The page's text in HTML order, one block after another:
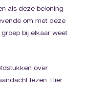
als deze beloning
om met deze
bij elkaar weet
over
lezen. Hier